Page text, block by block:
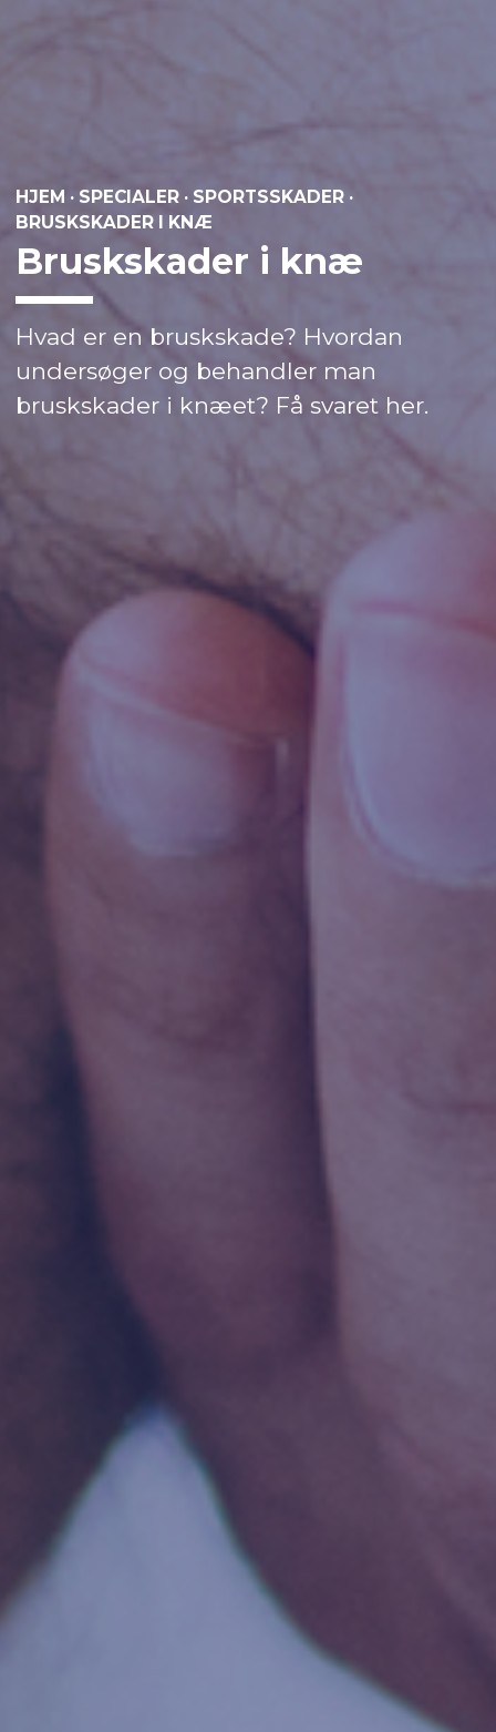
HJEM · SPECIALER · SPORTSSKADER ·
BRUSKSKADER I KNÆ
Bruskskader i knæ
Hvad er en bruskskade? Hvordan
undersøger og behandler man
bruskskader i knæet? Få svaret her.